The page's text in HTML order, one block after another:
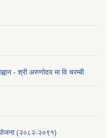
- श्री अरुणोदय मा वि चरम्बी
योजना (२०८२-२०९१)